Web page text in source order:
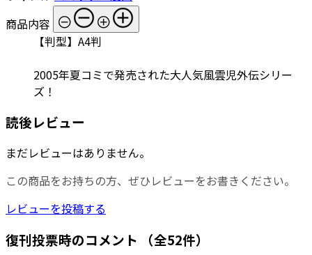
商品内容
【判型】A4判
2005年夏コミで発売された大人気風雲児外伝シリー
ズ！
読後レビュー
まだレビューはありません。
この商品をお持ちの方、ぜひレビューをお書きください。
レビューを投稿する
復刊投票時のコメント （全52件）